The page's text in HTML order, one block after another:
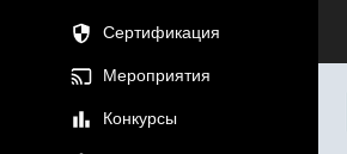
Сертификация
Мероприятия
Конкурсы